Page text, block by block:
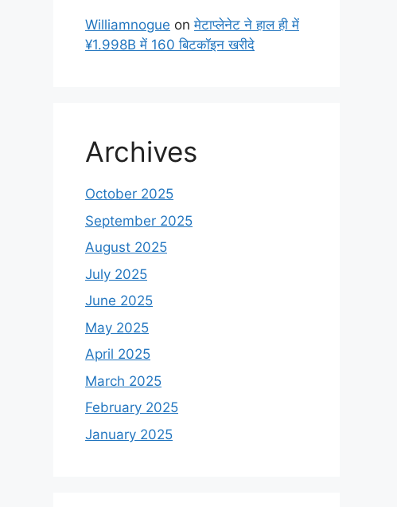
Williamnogue onमेटाप्लेनेट ने हाल ही में
¥1.998B में 160 बिटकॉइन खरीदे
Archives
October 2025
September 2025
August 2025
July 2025
June 2025
May 2025
April 2025
March 2025
February 2025
January 2025